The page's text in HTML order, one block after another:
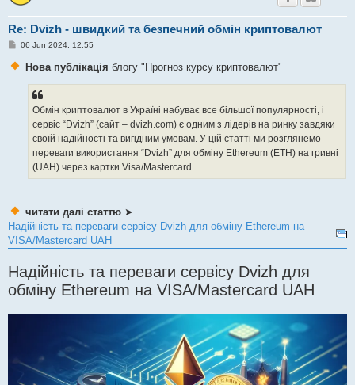
Re: Dvizh - швидкий та безпечний обмін криптовалют
P
s
06 Jun 2024, 12:55
Нова публікація блогу "Прогноз курсу криптовалют"
Обмін криптовалют в Україні набуває все більшої популярності, і
сервіс “Dvizh” (сайт – dvizh.com) є одним з лідерів на ринку завдяки
своїй надійності та вигідним умовам. У цій статті ми розглянемо
переваги використання “Dvizh” для обміну Ethereum (ETH) на гривні
(UAH) через картки Visa/Mastercard.
читати далі статтю ➤
Надійність та переваги сервісу Dvizh для обміну Ethereum на
VISA/Mastercard UAH
Надійність та переваги сервісу Dvizh для
обміну Ethereum на VISA/Mastercard UAH